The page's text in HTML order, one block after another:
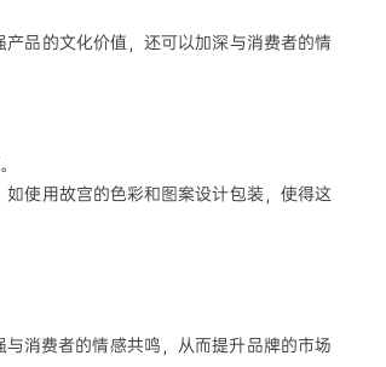
品的文化价值，还可以加深与消费者的情
使用故宫的色彩和图案设计包装，使得这
消费者的情感共鸣，从而提升品牌的市场